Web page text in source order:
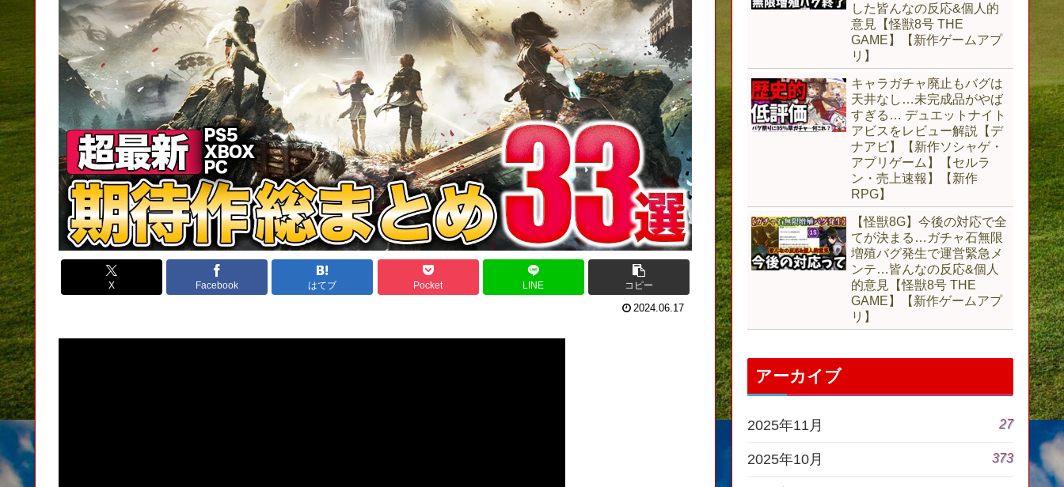
X Facebook はてブ Pocket LINE コピー
2024.06.17
した皆んなの反応&個人的
意見【怪獣8号 THE
GAME】【新作ゲームアプ
リ】
キャラガチャ廃止もバグは
天井なし…未完成品がやば
すぎる… デュエットナイト
アビスをレビュー解説【デ
ナアビ】【新作ソシャゲ・
アプリゲーム】【セルラ
ン・売上速報】【新作
RPG】
【怪獣8G】今後の対応で全
てが決まる…ガチャ石無限
増殖バグ発生で運営緊急メ
ンテ…皆んなの反応&個人
的意見【怪獣8号 THE
GAME】【新作ゲームアプ
リ】
アーカイブ
2025年11月 27
2025年10月 373